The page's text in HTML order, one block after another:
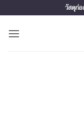
to
content
วัสดุก่อ